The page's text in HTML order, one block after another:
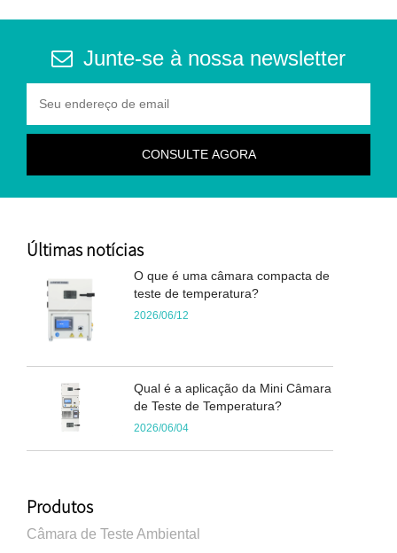
Junte-se à nossa newsletter
Últimas notícias
O que é uma câmara compacta de
teste de temperatura?
2026/06/12
Qual é a aplicação da Mini Câmara
de Teste de Temperatura?
2026/06/04
Produtos
Câmara de Teste Ambiental